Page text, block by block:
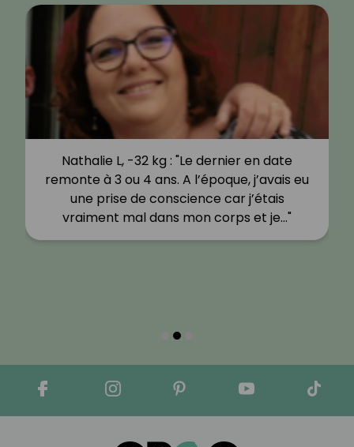
Nathalie L, -32 kg : "Le dernier en date
remonte à 3 ou 4 ans. A l’époque, j’avais eu
une prise de conscience car j’étais
vraiment mal dans mon corps et je…"